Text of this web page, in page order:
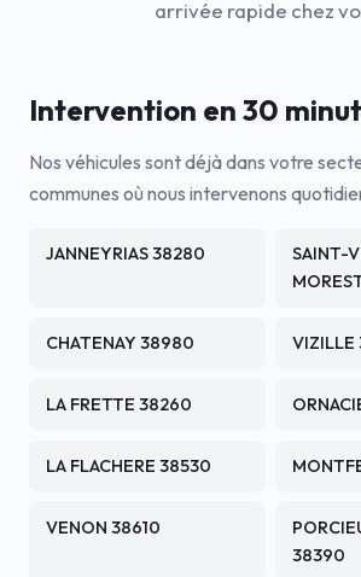
arrivée rapide chez
Intervention en 30
Nos véhicules sont déjà dans votre
communes où nous intervenons
JANNEYRIAS 38280
SAINT-
CHATENAY 38980 VIZILLE
LA FRETTE 38260
LA FLACHERE 38530
VENON 38610
38390